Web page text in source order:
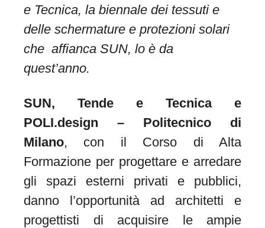
e Tecnica, la biennale dei tessuti e
delle schermature e protezioni solari
che affianca SUN, lo è da
quest’anno.
SUN, Tende e Tecnica e
POLI.design – Politecnico di
Milano, con il Corso di Alta
Formazione per progettare e arredare
gli spazi esterni privati e pubblici,
danno l’opportunità ad architetti e
progettisti di acquisire le ampie